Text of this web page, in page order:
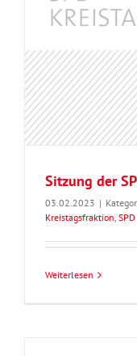
Sitzung der
03.02.2023 |
Kreistagsfraktion, SPD
Weiterlesen